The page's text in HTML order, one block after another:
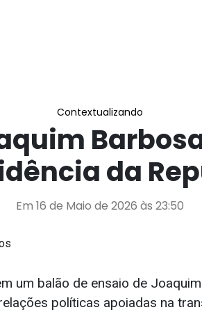
Contextualizando
da
Em 16 de Maio de 2026 às 23:50
um balão de ensaio de
políticas apoiadas na